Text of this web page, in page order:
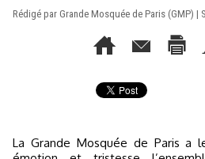
Rédigé par Grande Mosquée de Paris (GMP) |
La Grande Mosquée de Paris a le regret d’informer avec